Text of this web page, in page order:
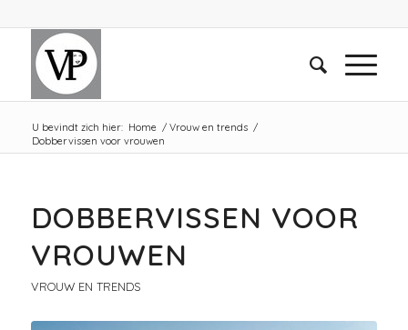
U bevindt zich hier: Home / Vrouw en trends /
Dobbervissen voor vrouwen
DOBBERVISSEN VOOR
VROUWEN
VROUW EN TRENDS